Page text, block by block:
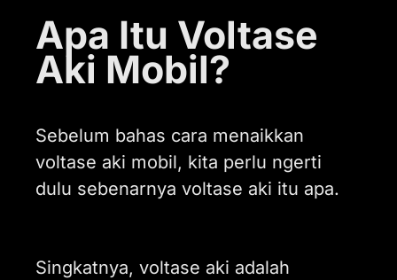
Apa Itu Voltase
Aki Mobil?
Sebelum bahas cara menaikkan
voltase aki mobil, kita perlu ngerti
dulu sebenarnya voltase aki itu apa.
Singkatnya, voltase aki adalah